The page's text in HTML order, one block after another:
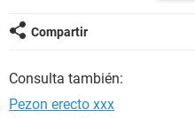
bastante algún consejo o
http://static.ccm2.net/
2QibJPzJu-tipos-de-
Compartir
Consulta también:
Pezon erecto xxx